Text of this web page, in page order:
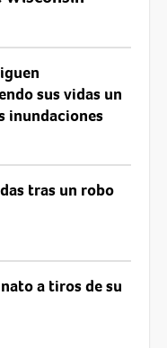
sus vidas un
inundaciones
tras un robo
a tiros de su